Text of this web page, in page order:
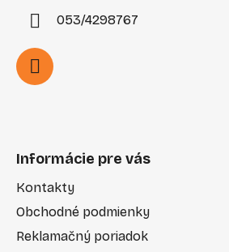
053/4298767
Informácie pre vás
Kontakty
Obchodné podmienky
Reklamačný poriadok